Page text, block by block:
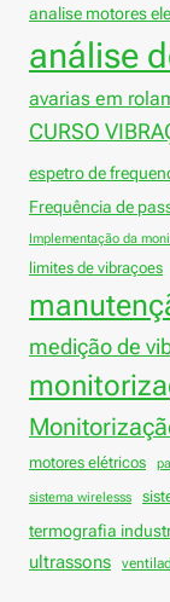
analise motores
análise
avarias em
CURSO
espetro de
Frequência de
Implementação da
limites de vibraçoes
medição de
motores elétricos
sistema wirelesss
termografia
ultrassons